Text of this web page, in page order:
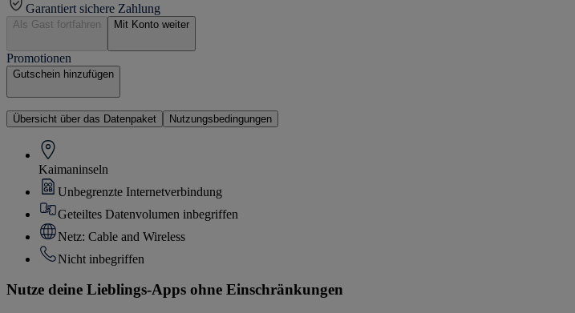
Garantiert sichere Zahlung
Als Gast fortfahren Mit Konto weiter
Promotionen
Gutschein hinzufügen
Übersicht über das Datenpaket Nutzungsbedingungen
Kaimaninseln
Unbegrenzte Internetverbindung
Geteiltes Datenvolumen inbegriffen
Netz: Cable and Wireless
Nicht inbegriffen
Nutze deine Lieblings-Apps ohne Einschränkungen